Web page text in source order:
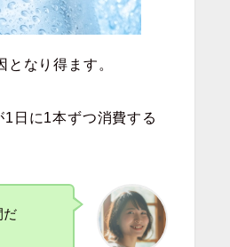
なり得ます。
日に1本ずつ消費する
だ